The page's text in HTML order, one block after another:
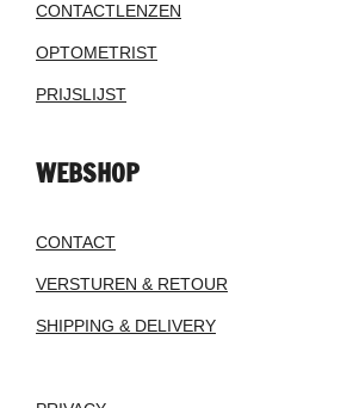
CONTACTLENZEN
OPTOMETRIST
PRIJSLIJST
WEBSHOP
CONTACT
VERSTUREN & RETOUR
SHIPPING & DELIVERY